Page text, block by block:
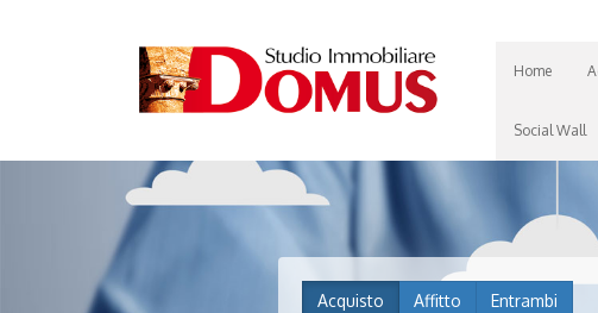
Home
Social Wall
Acquisto Affitto Entrambi